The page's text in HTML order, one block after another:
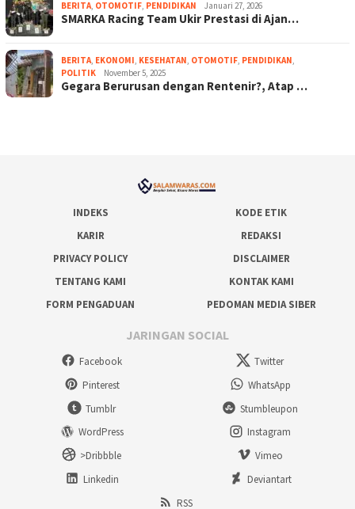
BERITA, OTOMOTIF, PENDIDIKAN Januari 27, 2026
SMARKA Racing Team Ukir Prestasi di Ajan…
BERITA, EKONOMI, KESEHATAN, OTOMOTIF, PENDIDIKAN,
POLITIK
November 5, 2025
Gegara Berurusan dengan Rentenir?, Atap …
INDEKS
KODE ETIK
KARIR
REDAKSI
PRIVACY POLICY
DISCLAIMER
TENTANG KAMI
KONTAK KAMI
FORM PENGADUAN
PEDOMAN MEDIA SIBER
JARINGAN SOCIAL
Facebook
Twitter
Pinterest
WhatsApp
Tumblr
Stumbleupon
WordPress
Instagram
>Dribbble
Vimeo
Linkedin
Deviantart
RSS